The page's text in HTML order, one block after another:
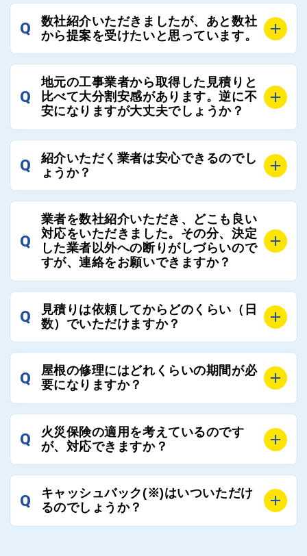
選定基準はお客様によって異なりますが、価格はもち
ろんのこと、実績面や保証面、担当者の人柄や社歴、
し、総合的に判断ください。
また、選定に迷った際などは屋根コネクト事務局へご
連絡いただければ、お客様の屋根修理を全面的にフォ
ローさせていただきます。お気軽にご相談ください。
Q
数社紹介いただきましたが、あと数社
から提案を受けたいと思っています。
全国300社以上の登録業者がございますので、プラス
でご紹介の要望をいただければ、即時屋根コネクトに
て対応させていただきます。お気軽にお申し付けくだ
Q
地元の工事業者から取得した見積りと
比べて大分割安感があります。逆に不
安になりますが大丈夫でしょうか？
残念ながら、リフォーム業界は費用の内訳に不透明な
部分が多く、一見同じ工事でも１００万円以上の差が
屋根コネクトではそのような不安を抱えてしまう屋根
の修理において、適正で公正な工事業者選びのお手伝
いをさせていただくサイトでございます。
まだまだそのような業界だからこそ比較が重要になり
ますので、是非屋根コネクトを活用ください。
Q
紹介いただく業者は安心できるのでし
ょうか？
屋根コネクトでは、お客様の安心を支える「優良工事
業者チェック制度」を設けております。
屋根コネクトにて定期的にお客様アンケートを実施
し、そこで評価の低かった業者は事実確認の上で、屋
根コネクトの判断により即時登録を解除できる契約と
優良業者のみをご紹介できる体制により、お客様の安
心と信頼を維持しております。
Q
業者を数社紹介いただき、どこも良い
対応をいただきました。その分、決定
した業者以外への断りがしづらいので
すが、連絡をお願いできますか？
屋根コネクトにお任せください。屋根コネクトでは、
工事業者へのお断りも無料で代行しております。
れる必要はございませんので、いつでもお気軽にご相
談ください。
Q
見積りは依頼してからどのくらい（日
数）でいただけますか？
工事業者にもよりますが、おおよそ現地調査後3日～1
週間前後にはお届けできます。
ご連絡いただき、屋根コネクトから直ちに紹介の工事
業者へ状況確認の連絡をし、即時対応するよう指示を
いたしますので、お気軽にお申し付けください。
Q
屋根の修理にはどれくらいの期間が必
要になりますか？
工事業者の状況や屋根の状態、工事の内容、天候によ
って工事期間は変わりますが、目安としては、おおよ
また、急ぎの場合などは屋根コネクトとしても全面的
にご協力いたしますので、ご相談ください。可能な限
り期間を短縮できる状況の工事業者を選定させていた
だきます。
Q
火災保険の適用を考えているのです
が、対応できますか？
風災補償を適用される場合は、専門家による視察と必
Q
キャッシュバック(※)はいついただけ
るのでしょうか？